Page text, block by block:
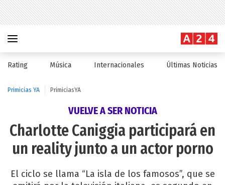
Rating Música Internacionales Últimas Noticias
Primicias YA PrimiciasYA
VUELVE A SER NOTICIA
Charlotte Caniggia participará en
un reality junto a un actor porno
El ciclo se llama “La isla de los famosos”, que se